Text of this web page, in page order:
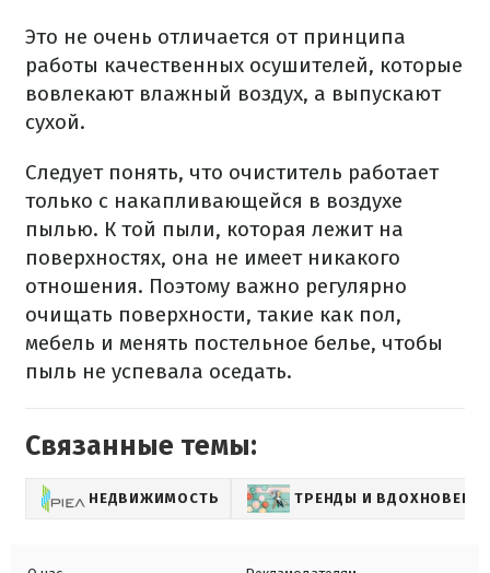
Это не очень отличается от принципа
работы качественных осушителей, которые
вовлекают влажный воздух, а выпускают
сухой.
Следует понять, что очиститель работает
только с накапливающейся в воздухе
пылью. К той пыли, которая лежит на
поверхностях, она не имеет никакого
отношения. Поэтому важно регулярно
очищать поверхности, такие как пол,
мебель и менять постельное белье, чтобы
пыль не успевала оседать.
Связанные темы:
НЕДВИЖИМОСТЬ ТРЕНДЫ И ВДОХНОВЕНИЕ